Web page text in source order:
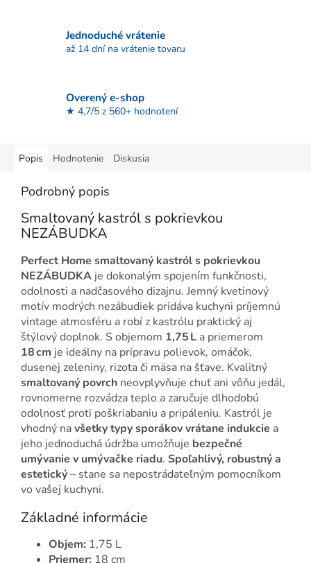
Jednoduché vrátenie
až 14 dní na vrátenie tovaru
Overený e-shop
★ 4,7/5 z 560+ hodnotení
Popis Hodnotenie Diskusia
Podrobný popis
Smaltovaný kastról s pokrievkou
NEZÁBUDKA
Perfect Home smaltovaný kastról s pokrievkou
NEZÁBUDKA je dokonalým spojením funkčnosti,
odolnosti a nadčasového dizajnu. Jemný kvetinový
motív modrých nezábudiek pridáva kuchyni príjemnú
vintage atmosféru a robí z kastrólu praktický aj
štýlový doplnok. S objemom 1,75 L a priemerom
18 cm je ideálny na prípravu polievok, omáčok,
dusenej zeleniny, rizota či mäsa na šťave. Kvalitný
smaltovaný povrch neovplyvňuje chuť ani vôňu jedál,
rovnomerne rozvádza teplo a zaručuje dlhodobú
odolnosť proti poškriabaniu a pripáleniu. Kastról je
vhodný navšetky typy sporákov vrátane indukcie a
jeho jednoduchá údržba umožňuje bezpečné
umývanie v umývačke riadu. Spoľahlivý, robustný a
estetický– stane sa nepostrádateľným pomocníkom
vo vašej kuchyni.
Základné informácie
Objem: 1,75 L
Priemer: 18 cm